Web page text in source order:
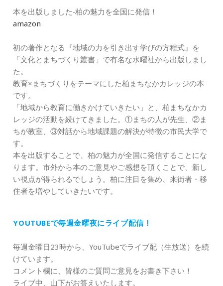
本を出版しました‐柏の魅力を全国に発信！
amazon
初の著作となる『地域の力を引き出す学びの方程式』を
「文化とまちづくり叢書」で有名な水曜社から出版しまし
た。
教育×まちづくりをテーマにした柏まちなかカレッジの本
です。
「地域から教育に働きかけていきたい」と、柏まちなかカ
レッジの活動を続けてきました。①まちの人が先生、②ま
ちが教室、③対話から地域課題の解決が特徴の市民大学で
す。
本を出版することで、柏の魅力が全国に発信することにな
ります。市外から本のご意見やご感想を頂くことで、新し
い視点が得られるでしょう。柏に注目を集め、来街者・移
住者を増やしていきたいです。
YOUTUBEで毎週金曜夜にライブ配信！
毎週金曜日23時から、YouTubeでライブ配（生放送）を続
けています。
コメント欄に、皆様のご質問ご意見をお書き下さい！
ライブ中、山下がお答えいたします。